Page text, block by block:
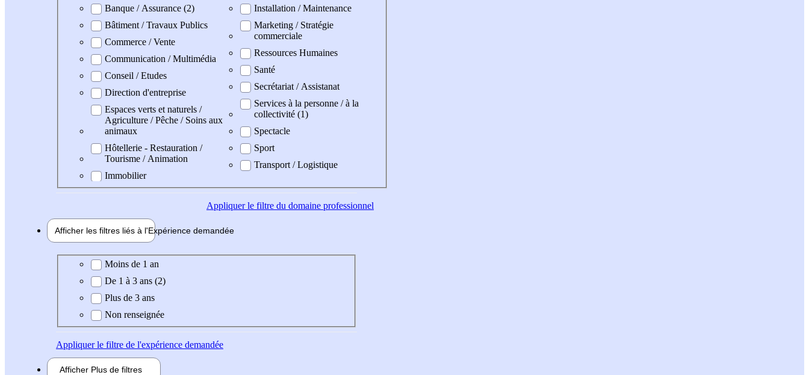
Banque / Assurance (2)
Bâtiment / Travaux Publics
Commerce / Vente
Communication / Multimédia
Conseil / Etudes
Direction d'entreprise
Espaces verts et naturels /
Agriculture / Pêche / Soins aux
animaux
Hôtellerie - Restauration /
Tourisme / Animation
Immobilier
Installation / Maintenance
Marketing / Stratégie
commerciale
Ressources Humaines
Santé
Secrétariat / Assistanat
Services à la personne / à la
collectivité (1)
Spectacle
Sport
Transport / Logistique
Appliquerle filtre du domaine professionnel
Afficher les filtres liés à l'Expérience demandée
Expérience demandée
Moins de 1 an
De 1 à 3 ans (2)
Plus de 3 ans
Non renseignée
Appliquerle filtre de l'expérience demandée
Afficher Plus de filtres